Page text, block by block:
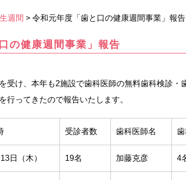
週間 > 令和元年度「歯と口の健康週間事業」報告
の健康週間事業」報告
受け、本年も2施設で歯科医師の無料歯科検診・
行ってきたので報告いたします。
受診者数 歯科医師名
日（木） 19名 加藤克彦 4